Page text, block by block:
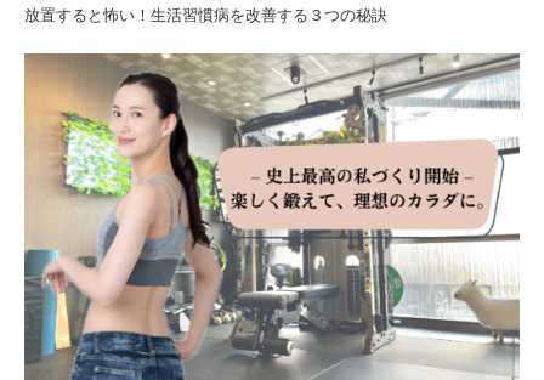
放置すると怖い！生活習慣病を改善する３つの秘訣